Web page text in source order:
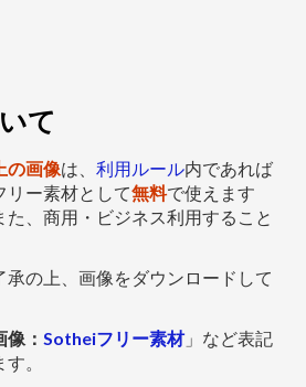
て
の画像は、 利用ルール内であれば
リー素材として無料で使えます
た、商用・ビジネス利用すること
の上、画像をダウンロードして
像： Sotheiフリー素材」など表記
。